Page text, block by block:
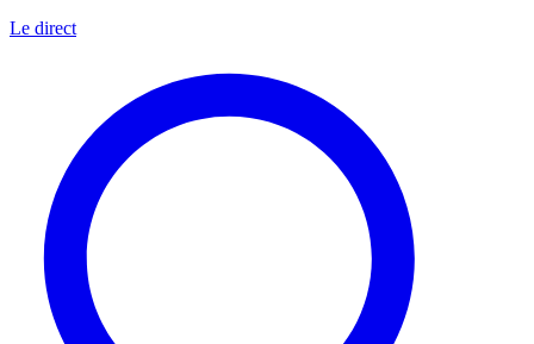
Le direct